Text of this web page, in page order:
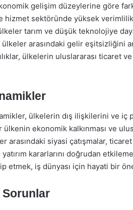
gelişim düzeylerine göre
hizmet sektöründe yüksek
tarım ve düşük teknolojiye
arasındaki gelir eşitsizliğini
ülkelerin uluslararası ticaret
ülkelerin dış ilişkilerini ve iç
ekonomik kalkınması ve
arasındaki siyasi çatışmalar,
yatırım kararlarını doğrudan
iş dünyası için hayati bir